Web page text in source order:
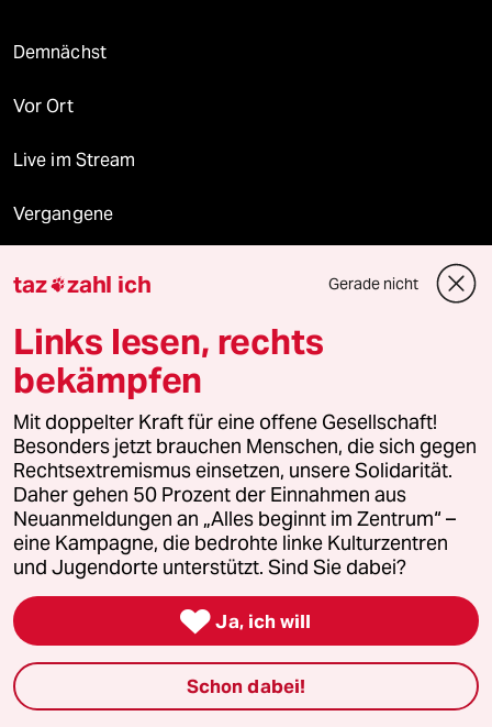
Demnächst
Vor Ort
Live im Stream
Vergangene
Mehr taz Lesestoff
taz Blogs
taz FUTURZWEI
Le Monde diplomatique
taz Archiv
Mehr taz Angebote
taz zahl ich Gerade nicht
Links lesen, rechts
bekämpfen
Mit doppelter Kraft für eine offene Gesellschaft!
Besonders jetzt brauchen Menschen, die sich gegen
Rechtsextremismus einsetzen, unsere Solidarität.
Daher gehen 50 Prozent der Einnahmen aus
Neuanmeldungen an „Alles beginnt im Zentrum“ –
eine Kampagne, die bedrohte linke Kulturzentren
und Jugendorte unterstützt. Sind Sie dabei?
 Ja, ich will
Schon dabei!